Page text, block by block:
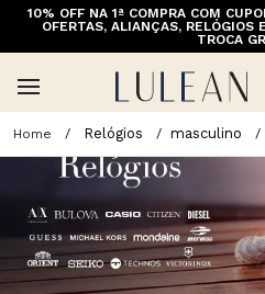
10% OFF NA 1ª COMPRA COM
OFERTAS, ALIANÇAS, RELÓGIOS
TROCA
Relógios masculino